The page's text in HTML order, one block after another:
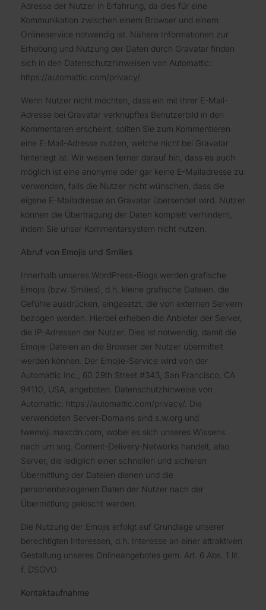
Adresse der Nutzer in Erfahrung, da dies für eine
Kommunikation zwischen einem Browser und einem
Onlineservice notwendig ist. Nähere Informationen zur
Erhebung und Nutzung der Daten durch Gravatar finden
sich in den Datenschutzhinweisen von Automattic:
https://automattic.com/privacy/.
Wenn Nutzer nicht möchten, dass ein mit Ihrer E-Mail-
Adresse bei Gravatar verknüpftes Benutzerbild in den
Kommentaren erscheint, sollten Sie zum Kommentieren
eine E-Mail-Adresse nutzen, welche nicht bei Gravatar
hinterlegt ist. Wir weisen ferner darauf hin, dass es auch
möglich ist eine anonyme oder gar keine E-Mailadresse zu
verwenden, falls die Nutzer nicht wünschen, dass die
eigene E-Mailadresse an Gravatar übersendet wird. Nutzer
können die Übertragung der Daten komplett verhindern,
indem Sie unser Kommentarsystem nicht nutzen.
Abruf von Emojis und Smilies
Innerhalb unseres WordPress-Blogs werden grafische
Emojis (bzw. Smilies), d.h. kleine grafische Dateien, die
Gefühle ausdrücken, eingesetzt, die von externen Servern
bezogen werden. Hierbei erheben die Anbieter der Server,
die IP-Adressen der Nutzer. Dies ist notwendig, damit die
Emojie-Dateien an die Browser der Nutzer übermittelt
werden können. Der Emojie-Service wird von der
Automattic Inc., 60 29th Street #343, San Francisco, CA
94110, USA, angeboten. Datenschutzhinweise von
Automattic: https://automattic.com/privacy/. Die
verwendeten Server-Domains sind s.w.org und
twemoji.maxcdn.com, wobei es sich unseres Wissens
nach um sog. Content-Delivery-Networks handelt, also
Server, die lediglich einer schnellen und sicheren
Übermittlung der Dateien dienen und die
personenbezogenen Daten der Nutzer nach der
Übermittlung gelöscht werden.
Die Nutzung der Emojis erfolgt auf Grundlage unserer
berechtigten Interessen, d.h. Interesse an einer attraktiven
Gestaltung unseres Onlineangebotes gem. Art. 6 Abs. 1 lit.
f. DSGVO.
Kontaktaufnahme